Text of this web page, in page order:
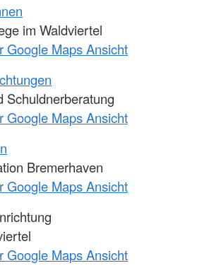
im Waldviertel
Google Maps Ansicht
Schuldnerberatung
Google Maps Ansicht
Bremerhaven
Google Maps Ansicht
Google Maps Ansicht